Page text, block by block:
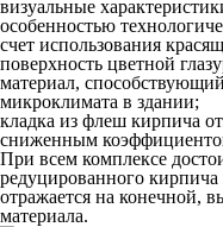
визуальные
особенностью
счет использования
поверхность цветной
материал,
микроклимата в здании;
кладка из флеш кирпича
сниженным
При всем комплексе
редуцированного кирпича
отражается на конечной,
материала.